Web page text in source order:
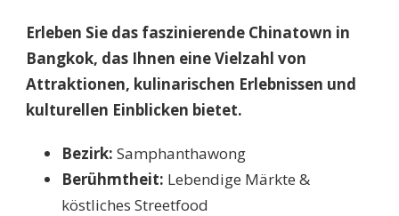
Erleben Sie das faszinierende Chinatown in
Bangkok, das Ihnen eine Vielzahl von
Attraktionen, kulinarischen Erlebnissen und
kulturellen Einblicken bietet.
Bezirk: Samphanthawong
Berühmtheit: Lebendige Märkte &
köstliches Streetfood